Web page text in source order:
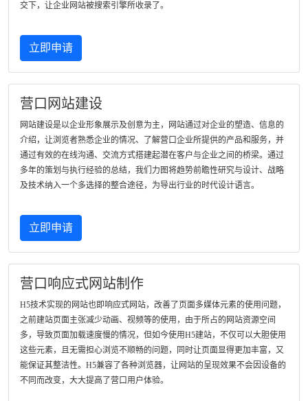
交下，让企业网站被搜索引擎所收录了。
立即申请
营口网站建设
网站建设是以企业形象展示及创意为主，网站通过对企业的塑造、信息的
介绍，让浏览者熟悉企业的情况、了解营口企业所提供的产品和服务，并
通过有效的在线沟通、交流方式搭建起潜在客户与企业之间的桥梁。通过
多年的策划与执行经验的总结，我们力图将趋势前瞻性研究与设计、战略
及技术纳入一个多选择的整合途径，为导出行业的时代设计语言。
立即申请
营口响应式网站制作
H5技术实现的网站也即响应式网站，改善了页面多媒体元素的使用问题，
之前建站页面主张减少动画、视频等的使用，由于所占的网站资源空间
多，导致页面加载速度慢的情况，但如今使用H5建站，不仅可以大胆使用
这些元素，且无需担心浏览不顺畅的问题，同时让页面显得更加丰富，又
能保证其整洁性。H5兼容了各种浏览器，让网站的呈现效果不会因设备的
不同而改变，大大提高了营口用户体验。